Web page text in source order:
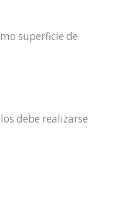
superficie de
debe realizarse